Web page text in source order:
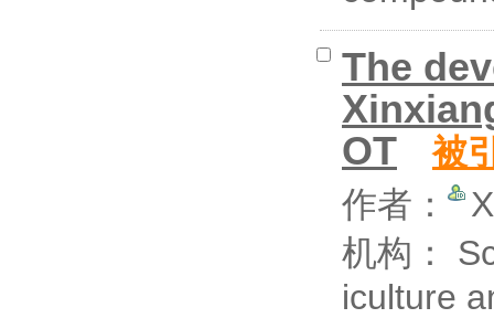
The
OT
被
作者：
机构：
iculture